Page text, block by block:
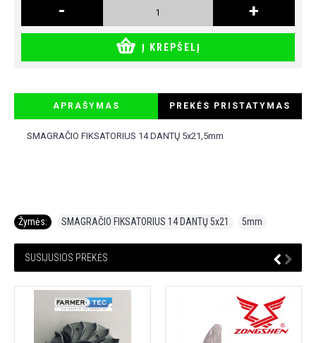
- +
Į KREPŠELĮ
APRAŠYMAS PREKĖS PRISTATYMAS
SMAGRAČIO FIKSATORIUS 14 DANTŲ 5x21,5mm
Žymės: SMAGRAČIO FIKSATORIUS 14 DANTŲ 5x21 5mm
SUSIJUSIOS PREKĖS